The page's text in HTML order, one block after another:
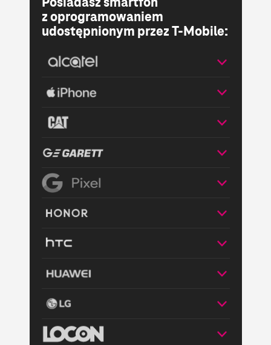
Posiadasz smartfon
z oprogramowaniem
udostępnionym przez T-Mobile: